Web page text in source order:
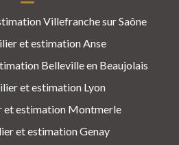
Villefranche sur Saône
et estimation Anse
Belleville en Beaujolais
et estimation Lyon
et estimation Montmerle
et estimation Genay